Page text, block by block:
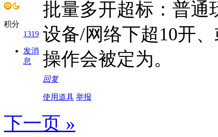
积分
1319
发消
息
批量多开超标：普通
设备/网络下超10开
操作会被定为。
回复
使用道具 举报
下一页 »